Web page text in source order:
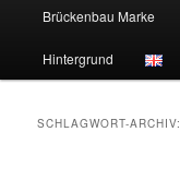
Brückenbau Marke
Hintergrund
SCHLAGWORT-ARCHIV: